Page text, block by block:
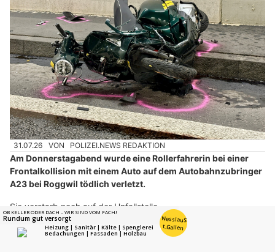
31.07.26 VON POLIZEI.NEWS REDAKTION
Am Donnerstagabend wurde eine Rollerfahrerin bei einer
Frontalkollision mit einem Auto auf dem Autobahnzubringer
A23 bei Roggwil tödlich verletzt.
Sie verstarb noch auf der Unfallstelle.
Weiterlesen